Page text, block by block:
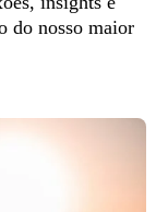
do nosso maior